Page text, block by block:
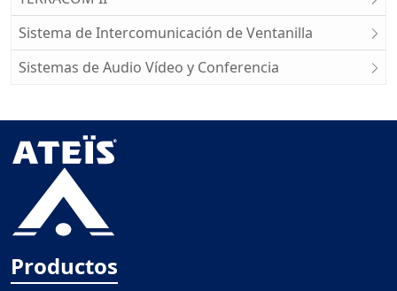
Sistema de Intercomunicación de Ventanilla
Sistemas de Audio Vídeo y Conferencia
Productos